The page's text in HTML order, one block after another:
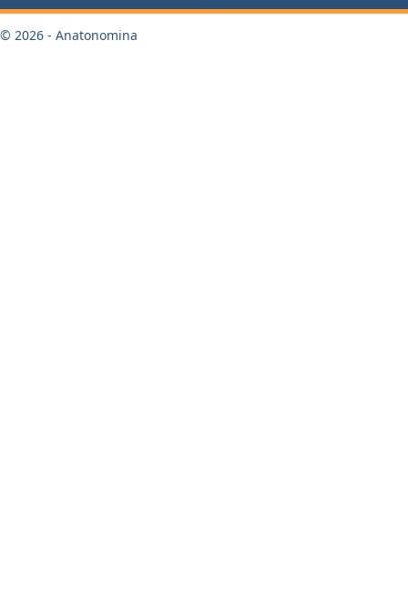
© 2026 - Anatonomina